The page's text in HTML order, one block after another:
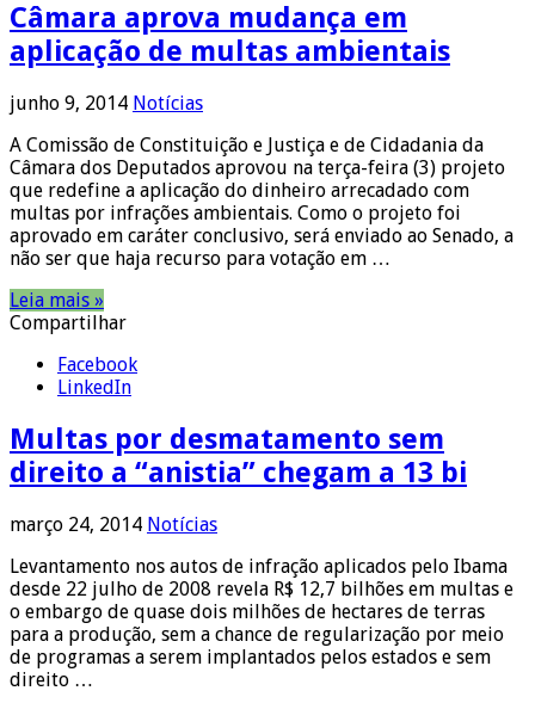
Câmara aprova mudança em
aplicação de multas ambientais
junho 9, 2014 Notícias
A Comissão de Constituição e Justiça e de Cidadania da
Câmara dos Deputados aprovou na terça-feira (3) projeto
que redefine a aplicação do dinheiro arrecadado com
multas por infrações ambientais. Como o projeto foi
aprovado em caráter conclusivo, será enviado ao Senado, a
não ser que haja recurso para votação em …
Leia mais »
Compartilhar
Facebook
LinkedIn
Multas por desmatamento sem
direito a “anistia” chegam a 13 bi
março 24, 2014 Notícias
Levantamento nos autos de infração aplicados pelo Ibama
desde 22 julho de 2008 revela R$ 12,7 bilhões em multas e
o embargo de quase dois milhões de hectares de terras
para a produção, sem a chance de regularização por meio
de programas a serem implantados pelos estados e sem
direito …